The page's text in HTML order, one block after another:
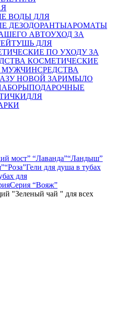
ВОДЫ ДЛЯ
ДЕЗОДОРАНТЫАРОМАТЫ
АВТОУХОД ЗА
ТУШЬ ДЛЯ
ПО УХОДУ ЗА
КОСМЕТИЧЕСКИЕ
МУЖЧИНСРЕДСТВА
НОВОЙ ЗАРИМЫЛО
ПОДАРОЧНЫЕ
ДЛЯ
мост” “Лаванда”“Ландыш”
“Роза”Гели для душа в тубах
для
Серия “Вояж”
"Зеленый чай " для всех